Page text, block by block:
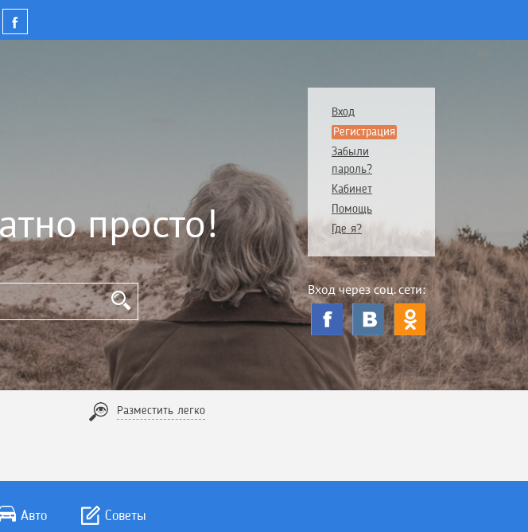
просто!
Вход
Регистрация
Забыли
пароль?
Кабинет
Помощь
Где я?
Вход через соц. сети:
Разместить легко
Авто Советы